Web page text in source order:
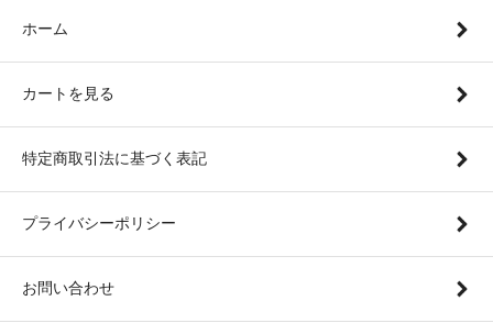
ホーム
カートを見る
特定商取引法に基づく表記
プライバシーポリシー
お問い合わせ